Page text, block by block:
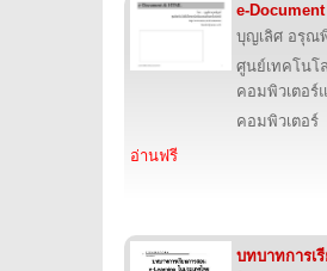
e-
บุญเลิศ อรุณ
ศูนย์เทคโนโ
คอมพิวเตอร์
คอมพิวเตอร์
อ่านฟรี
บทบาทการเ